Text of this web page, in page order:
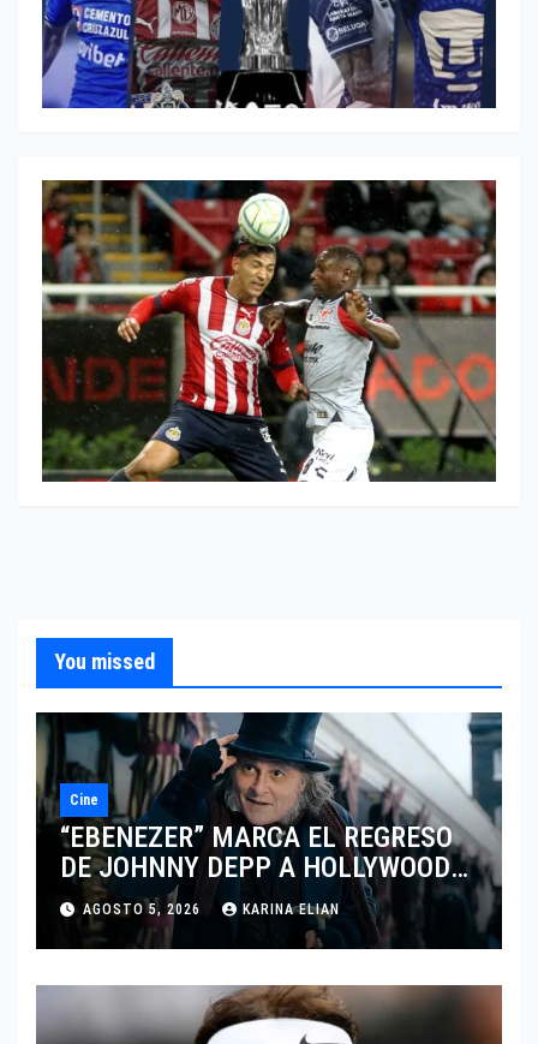
You missed
Cine
“EBENEZER” MARCA EL REGRESO
DE JOHNNY DEPP A HOLLYWOOD
TRAS SU PASO POR EL CINE
INDEPENDIENTE EUROPEO
AGOSTO 5, 2026 KARINA ELIAN